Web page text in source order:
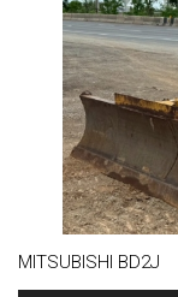
MITSUBISHI BD2J